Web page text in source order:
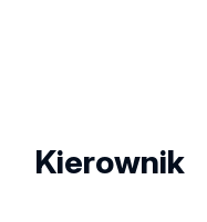
Kierownik